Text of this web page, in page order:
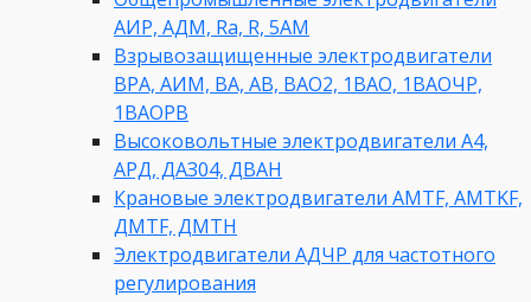
АИР, АДМ, Ra, R, 5AM
Взрывозащищенные электродвигатели
ВРА, АИМ, ВА, АВ, ВАO2, 1ВАО, 1ВАОЧР,
1ВАОРВ
Высоковольтные электродвигатели A4,
АРД, ДАЗ04, ДВАН
Крановые электродвигатели AMTF, AMTKF,
ДMTF, ДМТН
Электродвигатели АДЧР для частотного
регулирования